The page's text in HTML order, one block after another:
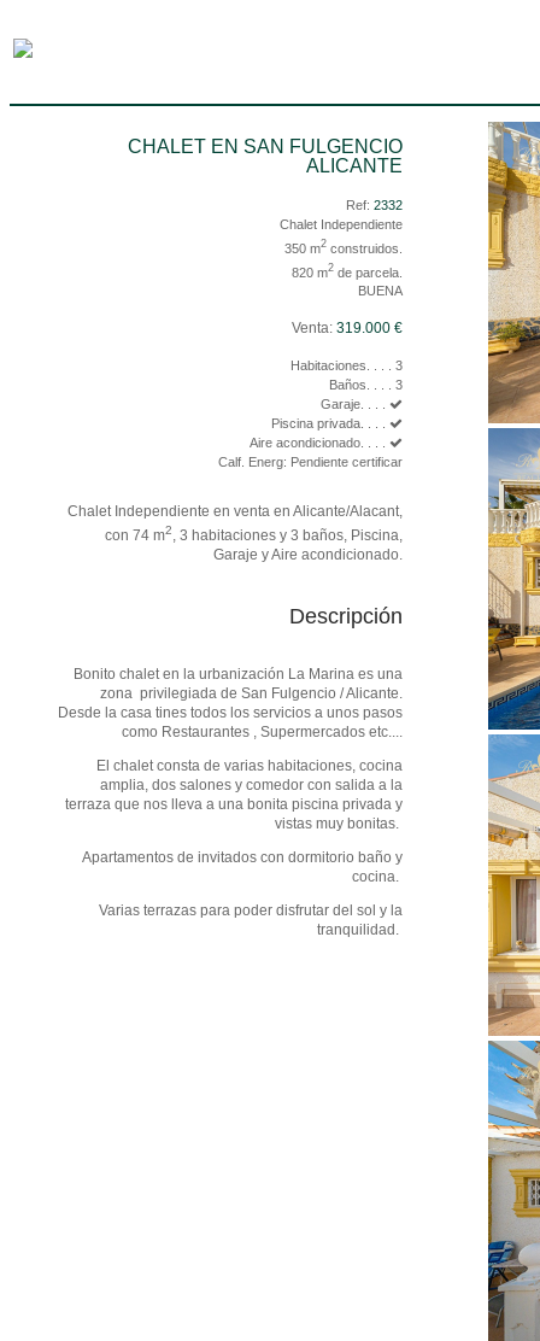
CHALET EN SAN FULGENCIO
ALICANTE
Ref: 2332
Chalet Independiente
350 m2 construidos.
820 m2 de parcela.
BUENA
Venta: 319.000 €
Habitaciones. . . . 3
Baños. . . . 3
Garaje. . . .
Piscina privada. . . .
Aire acondicionado. . . .
Calf. Energ: Pendiente certificar
Chalet Independiente en venta en Alicante/Alacant,
con 74 m2, 3 habitaciones y 3 baños, Piscina,
Garaje y Aire acondicionado.
Descripción
Bonito chalet en la urbanización La Marina es una
zona privilegiada de San Fulgencio / Alicante.
Desde la casa tines todos los servicios a unos pasos
como Restaurantes , Supermercados etc....
El chalet consta de varias habitaciones, cocina
amplia, dos salones y comedor con salida a la
terraza que nos lleva a una bonita piscina privada y
vistas muy bonitas.
Apartamentos de invitados con dormitorio baño y
cocina.
Varias terrazas para poder disfrutar del sol y la
tranquilidad.